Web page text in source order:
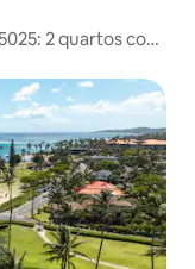
2 quartos com